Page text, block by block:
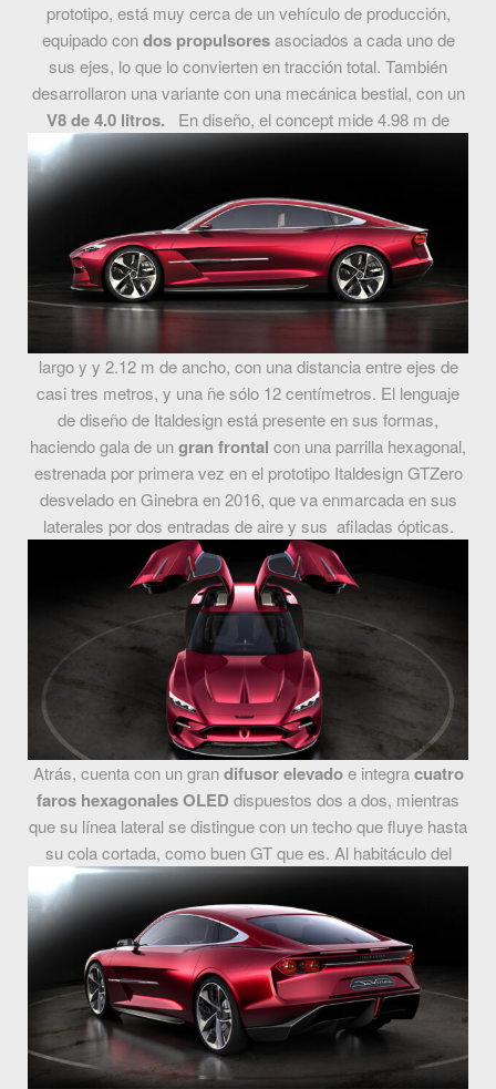
prototipo, está muy cerca de un vehículo de producción,
equipado condos propulsoresasociados a cada uno de
sus ejes, lo que lo convierten en tracción total. También
desarrollaron una variante con una mecánica bestial, con un
V8 de 4.0 litros. En diseño, el concept mide 4.98 m de
largo y y 2.12 m de ancho, con una distancia entre ejes de
casi tres metros, y una ñe sólo 12 centímetros. El lenguaje
de diseño de Italdesign está presente en sus formas,
haciendo gala de ungran frontal con una parrilla hexagonal,
estrenada por primera vez en el prototipo Italdesign GTZero
desvelado en Ginebra en 2016, que va enmarcada en sus
laterales por dos entradas de aire y sus afiladas ópticas.
Atrás, cuenta con un grandifusor elevadoe integracuatro
faros hexagonales OLED dispuestos dos a dos, mientras
que su línea lateral se distingue con un techo que fluye hasta
su cola cortada, como buen GT que es. Al habitáculo del